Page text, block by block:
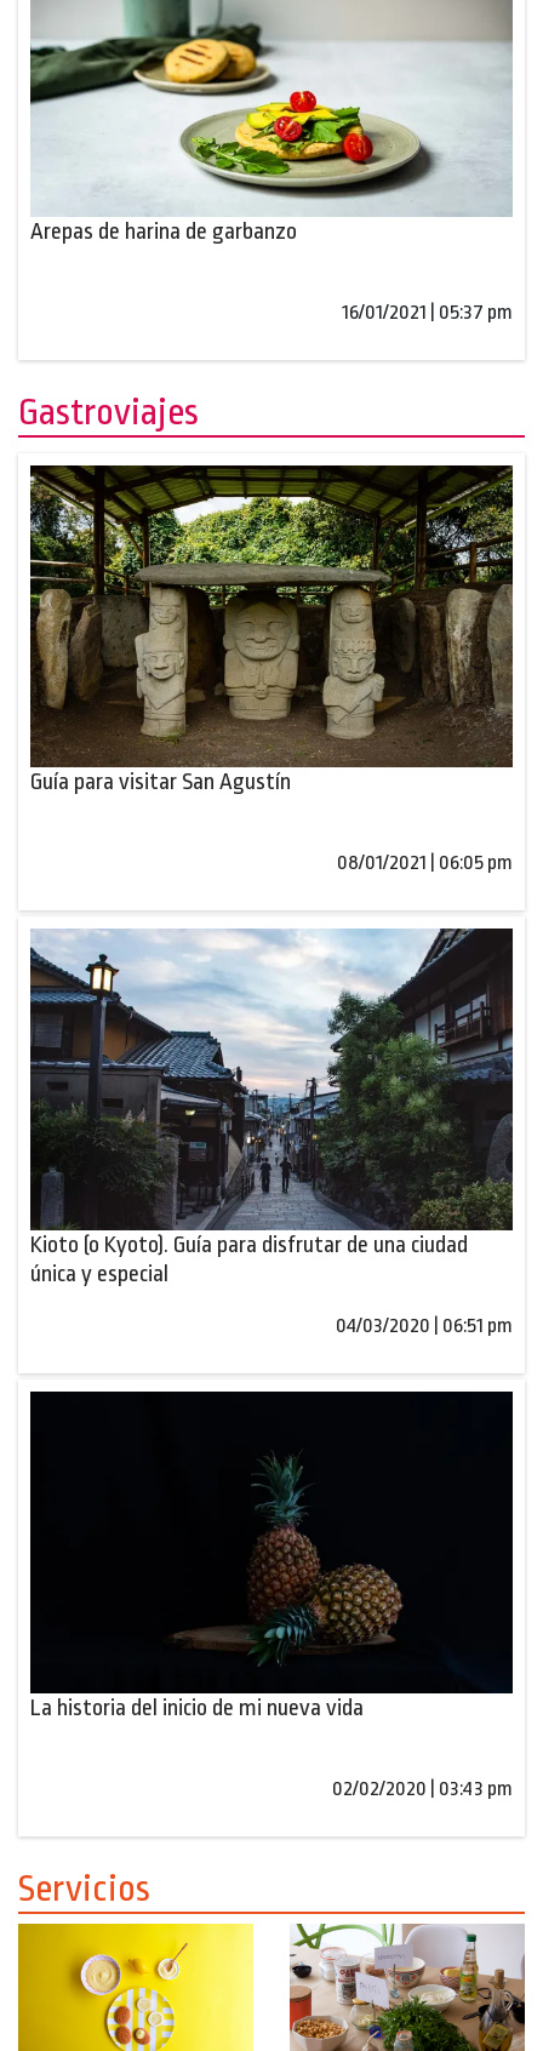
Arepas de harina de garbanzo
16/01/2021 | 05:37 pm
Gastroviajes
Guía para visitar San Agustín
08/01/2021 | 06:05 pm
Kioto (o Kyoto). Guía para disfrutar de una ciudad
única y especial
04/03/2020 | 06:51 pm
La historia del inicio de mi nueva vida
02/02/2020 | 03:43 pm
Servicios